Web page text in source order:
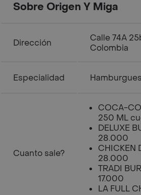
Sobre Origen Y Miga
Dirección
Calle 74A
Colombia
Especialidad
Cuanto sale?
COCA-
250 ML
DELUXE
28.000
CHICKEN
28.000
TRADI
17.000
LA FULL